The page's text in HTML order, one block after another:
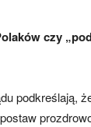
czy
podkreślają,